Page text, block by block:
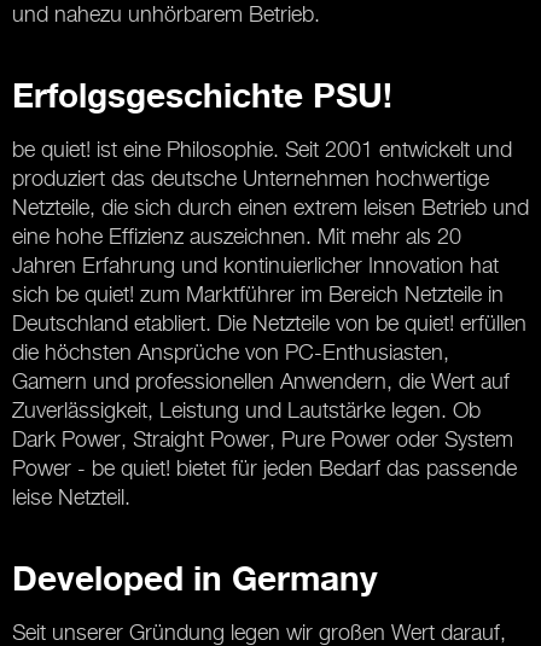
und nahezu unhörbarem Betrieb.
Erfolgsgeschichte PSU!
be quiet! ist eine Philosophie. Seit 2001 entwickelt und
produziert das deutsche Unternehmen hochwertige
Netzteile, die sich durch einen extrem leisen Betrieb und
eine hohe Effizienz auszeichnen. Mit mehr als 20
Jahren Erfahrung und kontinuierlicher Innovation hat
sich be quiet! zum Marktführer im Bereich Netzteile in
Deutschland etabliert. Die Netzteile von be quiet! erfüllen
die höchsten Ansprüche von PC-Enthusiasten,
Gamern und professionellen Anwendern, die Wert auf
Zuverlässigkeit, Leistung und Lautstärke legen. Ob
Dark Power, Straight Power, Pure Power oder System
Power - be quiet! bietet für jeden Bedarf das passende
leise Netzteil.
Developed in Germany
Seit unserer Gründung legen wir großen Wert darauf,